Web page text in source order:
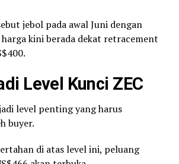
jebol pada awal Juni dengan
kini berada dekat retracement
Level Kunci ZEC
level penting yang harus
buyer.
di atas level ini, peluang